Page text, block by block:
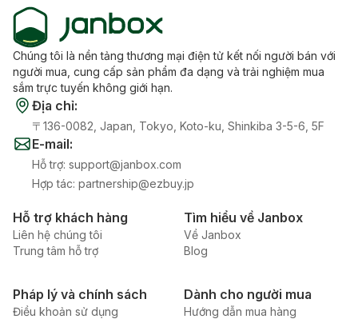
Chúng tôi là nền tảng thương mại điện tử kết nối người bán với
người mua, cung cấp sản phẩm đa dạng và trải nghiệm mua
sắm trực tuyến không giới hạn.
Địa chỉ:
〒136-0082, Japan, Tokyo, Koto-ku, Shinkiba 3-5-6, 5F
E-mail:
Hỗ trợ: support@janbox.com
Hợp tác: partnership@ezbuy.jp
Hỗ trợ khách hàng
Liên hệ chúng tôi
Trung tâm hỗ trợ
Tìm hiểu về Janbox
Về Janbox
Blog
Pháp lý và chính sách
Điều khoản sử dụng
Dành cho người mua
Hướng dẫn mua hàng